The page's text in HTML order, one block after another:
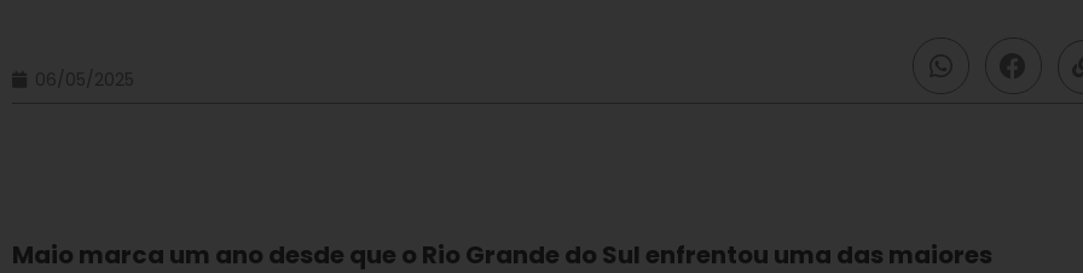
06/05/2025
Maio marca um ano desde que o Rio Grande do Sul enfrentou uma das maiores